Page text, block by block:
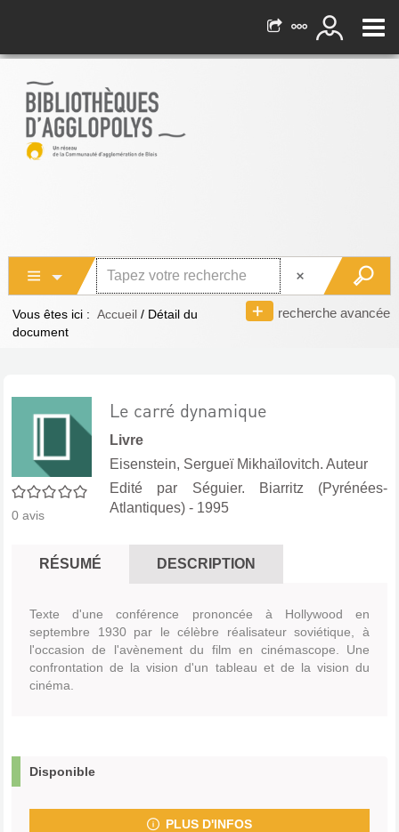
recherche avancée
Vous êtes ici : Accueil / Détail du
document
0/5
0 avis
Le carré dynamique
Livre
Eisenstein, Sergueï Mikhaïlovitch. Auteur
Edité par Séguier. Biarritz (Pyrénées-
Atlantiques) - 1995
RÉSUMÉ DESCRIPTION
Texte d'une conférence prononcée à Hollywood en
septembre 1930 par le célèbre réalisateur soviétique, à
l'occasion de l'avènement du film en cinémascope. Une
confrontation de la vision d'un tableau et de la vision du
cinéma.
Disponible
PLUS D'INFOS